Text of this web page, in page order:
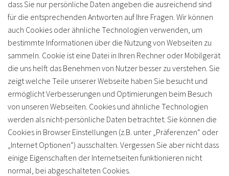
dass Sie nur persönliche Daten angeben die ausreichend sind
für die entsprechenden Antworten auf Ihre Fragen. Wir können
auch Cookies oder ähnliche Technologien verwenden, um
bestimmte Informationen über die Nutzung von Webseiten zu
sammeln. Cookie ist eine Datei in Ihren Rechner oder Mobilgerät
die uns helft das Benehmen von Nutzer besser zu verstehen. Sie
zeigt welche Teile unserer Webseite haben Sie besucht und
ermöglicht Verbesserungen und Optimierungen beim Besuch
von unseren Webseiten. Cookies und ähnliche Technologien
werden als nicht-persönliche Daten betrachtet. Sie können die
Cookies in Browser Einstellungen (z.B. unter „Präferenzen“ oder
„Internet Optionen“) ausschalten. Vergessen Sie aber nicht dass
einige Eigenschaften der Internetseiten funktionieren nicht
normal, bei abgeschalteten Cookies.